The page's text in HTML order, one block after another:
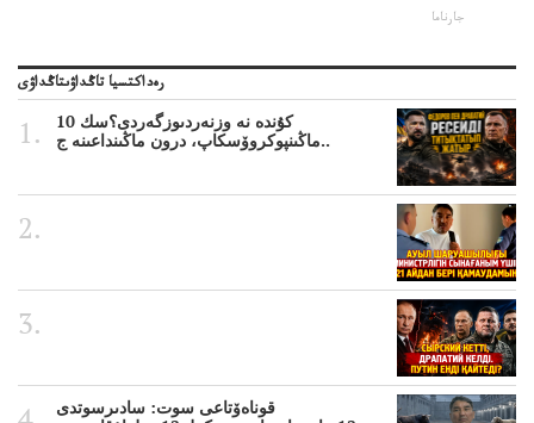
جارناما
رەداكتسيا تاڭداۋىتاڭداۋى
10 كۇندە نە وزنەردىوزگەردى؟سك
ماڭىنپوكروۆسكاپ، درون ماڭىنداعىنە ج..
قوناەۆتاعى سوت: سادىرسوتدى